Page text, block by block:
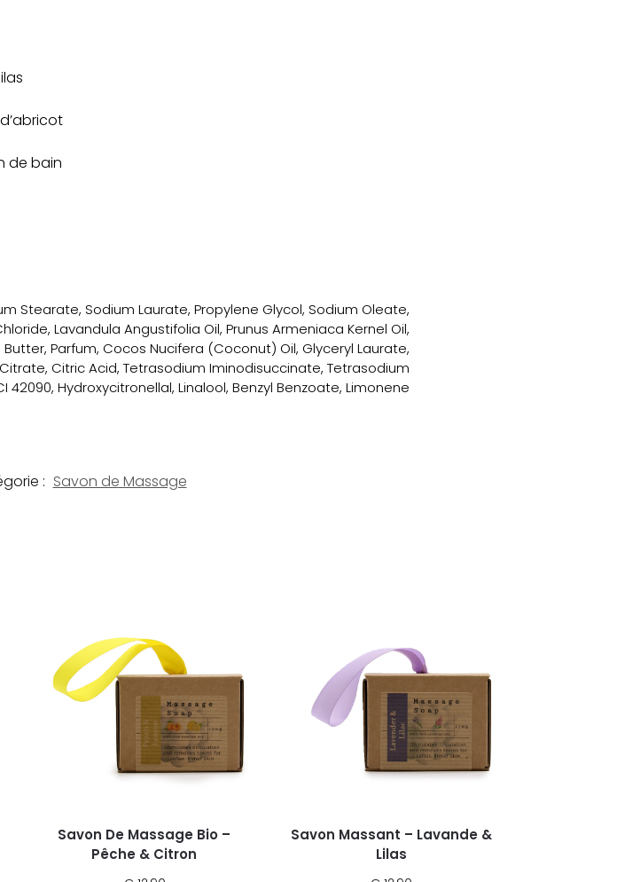
de bain
Stearate, Sodium Laurate, Propylene Glycol, Sodium Oleate,
Lavandula Angustifolia Oil, Prunus Armeniaca Kernel Oil,
Parfum, Cocos Nucifera (Coconut) Oil, Glyceryl Laurate,
Citric Acid, Tetrasodium Iminodisuccinate, Tetrasodium
42090, Hydroxycitronellal, Linalool, Benzyl Benzoate, Limonene
: Savon de Massage
Savon De Massage Bio –
Pêche & Citron
Savon Massant – Lavande &
Lilas